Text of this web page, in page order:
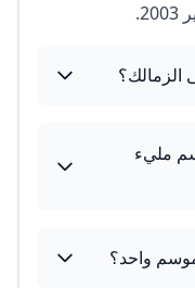
الزمالك؟
2025 لموسم مليء